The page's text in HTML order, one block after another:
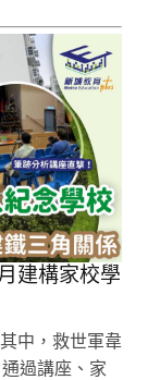
建構家校學
中，救世軍韋
過講座、家